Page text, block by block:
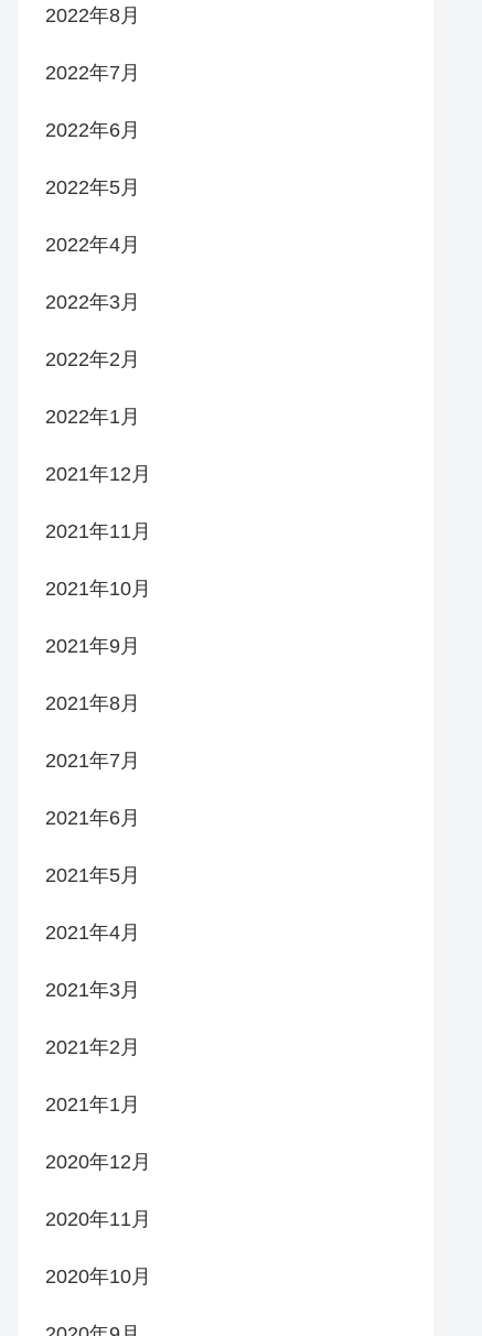
2022年8月
2022年7月
2022年6月
2022年5月
2022年4月
2022年3月
2022年2月
2022年1月
2021年12月
2021年11月
2021年10月
2021年9月
2021年8月
2021年7月
2021年6月
2021年5月
2021年4月
2021年3月
2021年2月
2021年1月
2020年12月
2020年11月
2020年10月